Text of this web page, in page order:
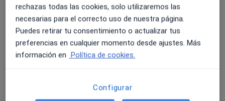
Mindfulness
Detalles
+ 4 servicios
¿Cómo funcionan los precios?
rechazas todas las cookies, solo utilizaremos las
necesarias para el correcto uso de nuestra página.
Puedes retirar tu consentimiento o actualizar tus
preferencias en cualquier momento desde ajustes. Más
información en Política de cookies.
Configurar